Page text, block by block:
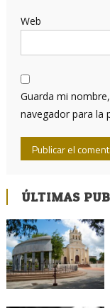
Web
Guarda mi
navegador para la
ÚLTIMAS